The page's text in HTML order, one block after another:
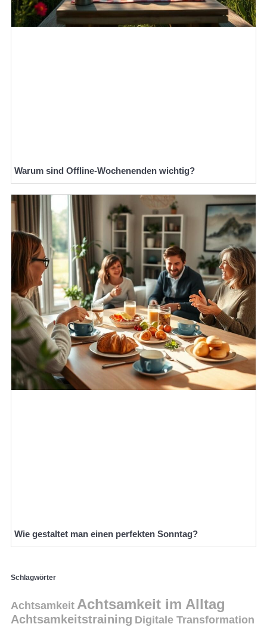
Warum sind Offline-Wochenenden wichtig?
Wie gestaltet man einen perfekten Sonntag?
Schlagwörter
Achtsamkeit Achtsamkeit im Alltag
Achtsamkeitstraining Digitale Transformation